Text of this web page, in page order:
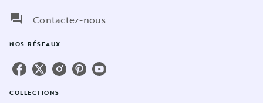
question_answer
Contactez-nous
NOS RÉSEAUX
COLLECTIONS